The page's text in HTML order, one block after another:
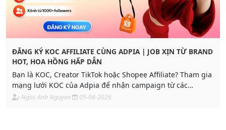
ĐĂNG KÝ KOC AFFILIATE CÙNG ADPIA | JOB XỊN TỪ BRAND
HOT, HOA HỒNG HẤP DẪN
Bạn là KOC, Creator TikTok hoặc Shopee Affiliate? Tham gia
mạng lưới KOC của Adpia để nhận campaign từ các
thương hiệu mỹ phẩm, thời trang và lifestyle, trải nghiệm
Ngoc Anh Nguyen 05-06-2026